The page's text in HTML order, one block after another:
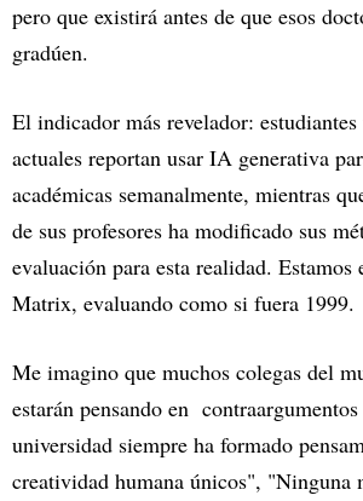
pero que existirá antes de que esos
gradúen.
El indicador más revelador:
actuales reportan usar IA generativa
académicas semanalmente, mientras
de sus profesores ha modificado sus
evaluación para esta realidad. Estamos
Matrix, evaluando como si fuera 1999.
Me imagino que muchos colegas del
estarán pensando en
universidad siempre ha formado
creatividad humana únicos", "Ninguna